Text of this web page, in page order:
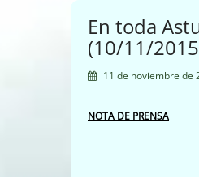
En toda
(10/11/
11 de noviembre de
NOTA DE PRENSA